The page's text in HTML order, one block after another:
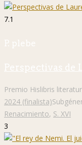
7.1
P. plebe
Perspectivas de
Premio Hislibris
2024 (finalista)
Renacimiento, S. XVI
3